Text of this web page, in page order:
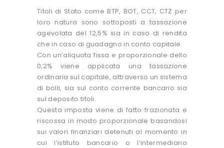
Titoli di Stato come BTP, BOT, CCT, CTZ per
loro natura sono sottoposti a tassazione
agevolata del 12,5% sia in caso di rendita
che in caso di guadagno in conto capitale.
Con un’aliquota fissa e proporzionale dello
0,2% viene applicata una tassazione
ordinaria sul capitale, attraverso un sistema
di bolli, sia sul conto corrente bancario sia
sul deposito titoli.
Questa imposta viene di fatto frazionata e
riscossa in modo proporzionale basandosi
sui valori finanziari detenuti al momento in
cui l’istituto bancario o l’intermediario